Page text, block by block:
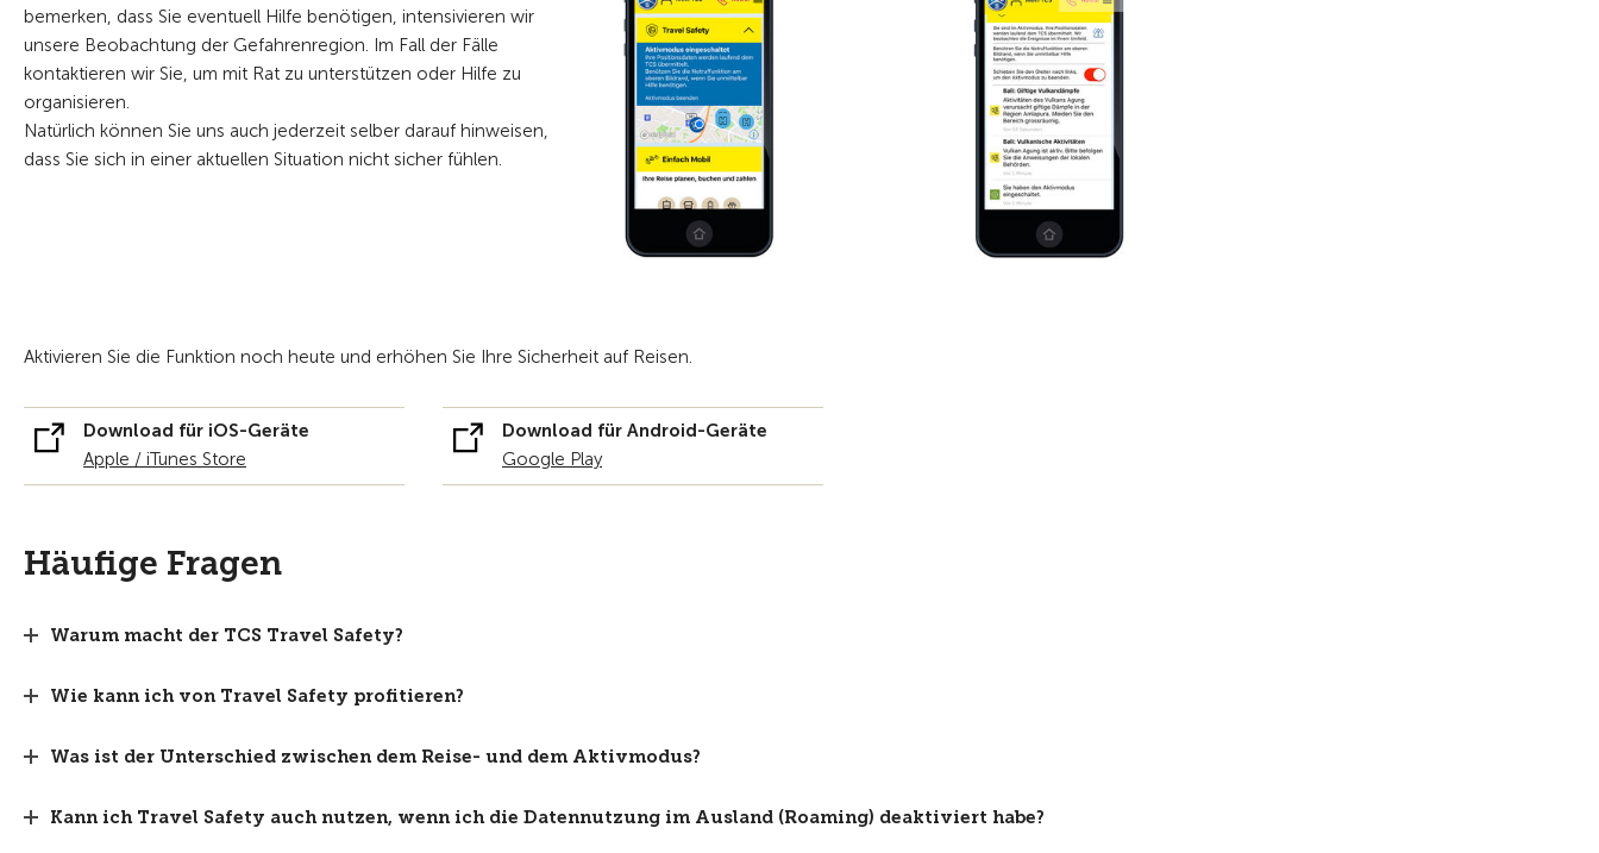
bemerken, dass Sie eventuell Hilfe benötigen, intensivieren wir
unsere Beobachtung der Gefahrenregion. Im Fall der Fälle
kontaktieren wir Sie, um mit Rat zu unterstützen oder Hilfe zu
organisieren.
Natürlich können Sie uns auch jederzeit selber darauf hinweisen,
dass Sie sich in einer aktuellen Situation nicht sicher fühlen.
Aktivieren Sie die Funktion noch heute und erhöhen Sie Ihre Sicherheit auf Reisen.
Download für iOS-Geräte
Apple / iTunes Store
Download für Android-Geräte
Google Play
Häufige Fragen
Warum macht der TCS Travel Safety?
Wie kann ich von Travel Safety profitieren?
Was ist der Unterschied zwischen dem Reise- und dem Aktivmodus?
Kann ich Travel Safety auch nutzen, wenn ich die Datennutzung im Ausland (Roaming) deaktiviert habe?